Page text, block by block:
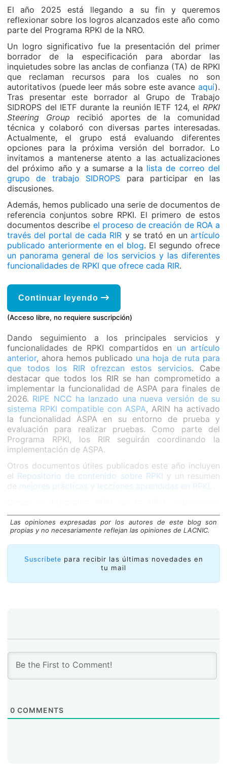
El año 2025 está llegando a su fin y queremos
reflexionar sobre los logros alcanzados este año como
parte del Programa RPKI de la NRO.
Un logro significativo fue la presentación del primer
borrador de la especificación para abordar las
inquietudes sobre las anclas de confianza (TA) de RPKI
que reclaman recursos para los cuales no son
autoritativos (puede leer más sobre este avance aquí).
Tras presentar este borrador al Grupo de Trabajo
SIDROPS del IETF durante la reunión IETF 124, el RPKI
Steering Group recibió aportes de la comunidad
técnica y colaboró ​​con diversas partes interesadas.
Actualmente, el grupo está evaluando diferentes
opciones para la próxima versión del borrador. Lo
invitamos a mantenerse atento a las actualizaciones
del próximo año y a sumarse a la lista de correo del
grupo de trabajo SIDROPS para participar en las
discusiones.
Además, hemos publicado una serie de documentos de
referencia conjuntos sobre RPKI. El primero de estos
documentos describe el proceso de creación de ROA a
través del portal de cada RIR y se trató en unartículo
publicado anteriormente en el blog. El segundo ofrece
un panorama general de los servicios y las diferentes
funcionalidades de RPKI que ofrece cada RIR.
Continuar leyendo
(Acceso libre, no requiere suscripción)
Dando seguimiento a los principales servicios y
funcionalidades de RPKI compartidos en un artículo
anterior, ahora hemos publicado una hoja de ruta para
que todos los RIR ofrezcan estos servicios. Cabe
destacar que todos los RIR se han comprometido a
implementar la funcionalidad de ASPA para finales de
2026. RIPE NCC ha lanzado una nueva versión de su
sistema RPKI compatible con ASPA, ARIN ha activado
la funcionalidad ASPA en su entorno de prueba y
evaluación para realizar pruebas. Como parte del
Programa RPKI, los RIR seguirán coordinando la
implementación de ASPA.
Otros documentos útiles publicados este año incluyen
el Repositorio de contenido sobre RPKI y un resumen
mejores prácticas y lecciones aprendidas en RPKI
nuestro agradecimiento a todos los miembros de la
comunidad de Internet que compartieron sus
opiniones, ideas y comentarios, ya sea de forma
proactiva o en respuesta a nuestras consultas. Estos
producimos y el trabajo que realizamos sean
exhaustivos y útiles para toda la comunidad de
implementadores de RPKI.
Las opiniones expresadas por los autores de este blog son
propias y no necesariamente reflejan las opiniones de LACNIC.
Suscríbete para recibir las últimas novedades en
tu mail
0 COMMENTS